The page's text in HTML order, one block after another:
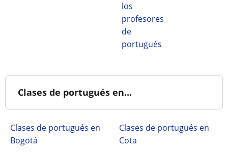
los
profesores
de
portugués
Clases de portugués en...
Clases de portugués en
Bogotá
Clases de portugués en
Cota